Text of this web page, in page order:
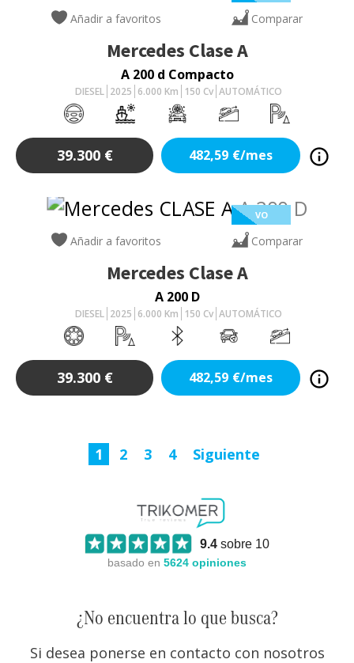
Añadir a favoritos Comparar
Mercedes Clase A
A 200 d Compacto
DIESEL 2025 6.000 Km 150 Cv AUTOMÁTICO
39.300 € 482,59 €/mes
VO
Añadir a favoritos Comparar
Mercedes Clase A
A 200 D
DIESEL 2025 6.000 Km 150 Cv AUTOMÁTICO
39.300 € 482,59 €/mes
1 2 3 4 Siguiente
9.4sobre 10
basado en 5624 opiniones
¿No encuentra lo que busca?
Si desea ponerse en contacto con nosotros